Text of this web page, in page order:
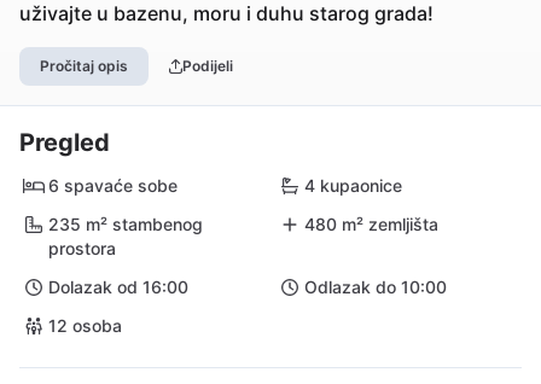
uživajte u bazenu, moru i duhu starog grada!
Pročitaj opis Podijeli
Pregled
6 spavaće sobe
4 kupaonice
235 m² stambenog
prostora
480 m² zemljišta
Dolazak od 16:00
Odlazak do 10:00
12 osoba